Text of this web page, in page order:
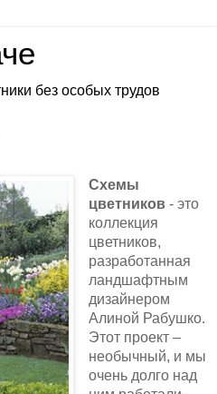
без особых трудов
Схемы
цветников - это
коллекция
цветников,
разработанная
ландшафтным
дизайнером
Алиной Рабушко.
Этот проект –
необычный, и мы
очень долго над